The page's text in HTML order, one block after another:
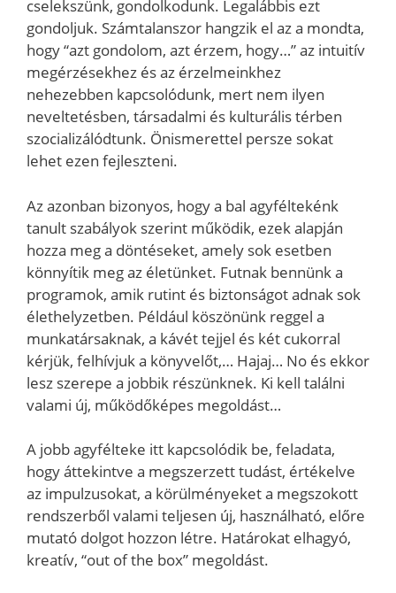
cselekszünk, gondolkodunk. Legalábbis ezt
gondoljuk. Számtalanszor hangzik el az a mondta,
hogy “azt gondolom, azt érzem, hogy…” az intuitív
megérzésekhez és az érzelmeinkhez
nehezebben kapcsolódunk, mert nem ilyen
neveltetésben, társadalmi és kulturális térben
szocializálódtunk. Önismerettel persze sokat
lehet ezen fejleszteni.
Az azonban bizonyos, hogy a bal agyféltekénk
tanult szabályok szerint működik, ezek alapján
hozza meg a döntéseket, amely sok esetben
könnyítik meg az életünket. Futnak bennünk a
programok, amik rutint és biztonságot adnak sok
élethelyzetben. Például köszönünk reggel a
munkatársaknak, a kávét tejjel és két cukorral
kérjük, felhívjuk a könyvelőt,… Hajaj… No és ekkor
lesz szerepe a jobbik részünknek. Ki kell találni
valami új, működőképes megoldást…
A jobb agyfélteke itt kapcsolódik be, feladata,
hogy áttekintve a megszerzett tudást, értékelve
az impulzusokat, a körülményeket a megszokott
rendszerből valami teljesen új, használható, előre
mutató dolgot hozzon létre. Határokat elhagyó,
kreatív, “out of the box” megoldást.